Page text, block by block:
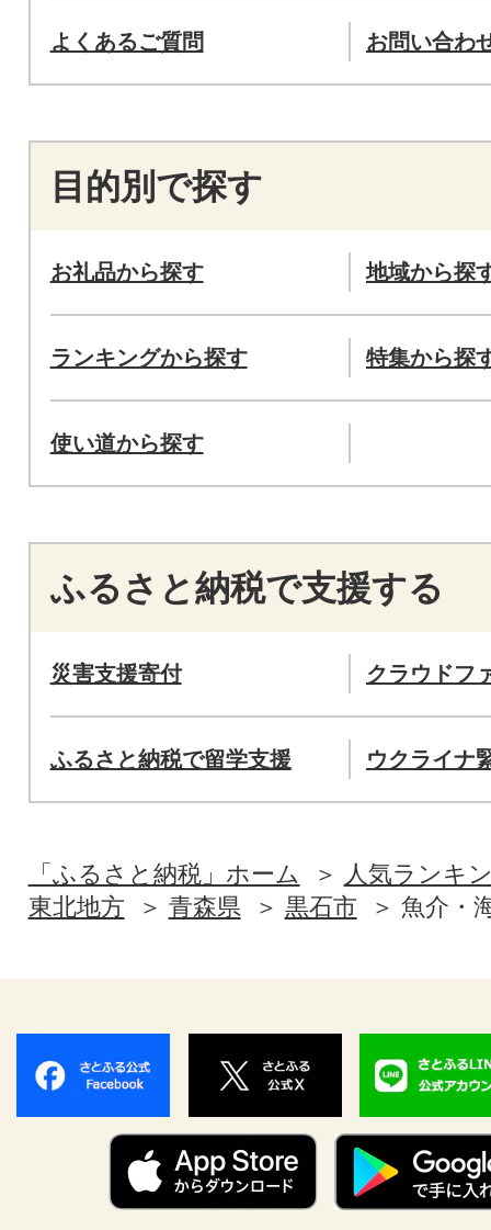
よくあるご質問 お問い合わ
目的別で探す
お礼品から探す 地域から探
ランキングから探す 特集から探
使い道から探す
ふるさと納税で支援する
災害支援寄付 クラウドフ
ふるさと納税で留学支援 ウクライナ
「ふるさと納税」ホーム
人気ランキ
東北地方
青森県 黒石市 魚介・